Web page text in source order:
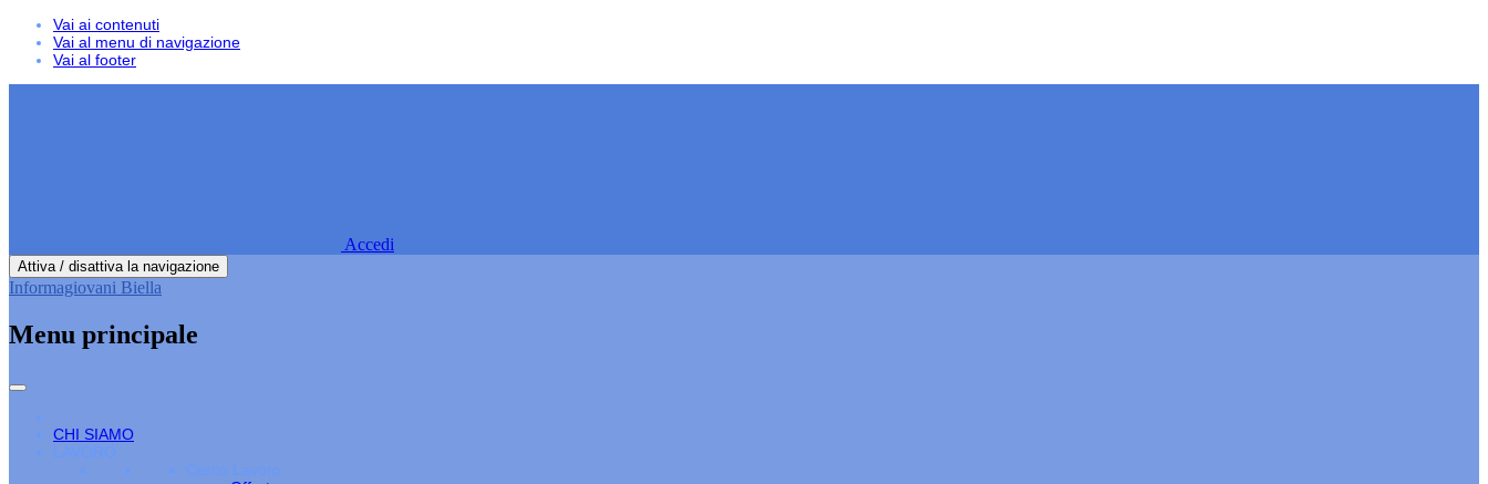
Vai ai contenuti
Vai al menu di navigazione
Vai al footer
Accedi
Attiva / disattiva la navigazione
Informagiovani Biella
Menu principale
CHI SIAMO
LAVORO
Cerco Lavoro